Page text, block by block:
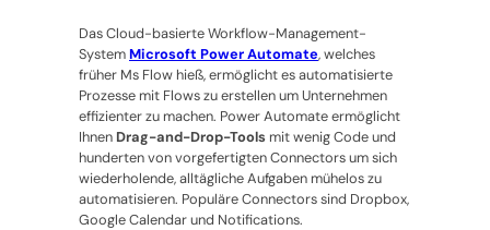
Das Cloud-basierte Workflow-Management-
SystemMicrosoft Power Automate, welches
früher Ms Flow hieß, ermöglicht es automatisierte
Prozesse mit Flows zu erstellen um Unternehmen
effizienter zu machen. Power Automate ermöglicht
Ihnen Drag-and-Drop-Tools mit wenig Code und
hunderten von vorgefertigten Connectors um sich
wiederholende, alltägliche Aufgaben mühelos zu
automatisieren. Populäre Connectors sind Dropbox,
Google Calendar und Notifications.